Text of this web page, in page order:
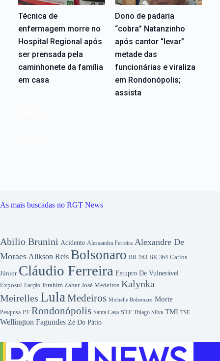
Técnica de
enfermagem morre no
Hospital Regional após
ser prensada pela
caminhonete da família
em casa
Dono de padaria
“cobra” Natanzinho
após cantor “levar”
metade das
funcionárias e viraliza
em Rondonópolis;
assista
As mais buscadas no RGT News
Abilio Brunini Acidente Alessandra Ferreira Alexandre De
Moraes Alikson Reis Bolsonaro BR-163 BR-364 Carlos
Júnior Cláudio Ferreira Estupro De Vulnerável
Exposul Facção Ibrahim Zaher José Medeiros Kalynka
Meirelles Lula Medeiros Michelle Bolsonaro Morte
Pesquisa PT Rondonópolis Santa Casa STF Thiago Silva TMI TSE
Wellington Fagundes Zé Do Pátio